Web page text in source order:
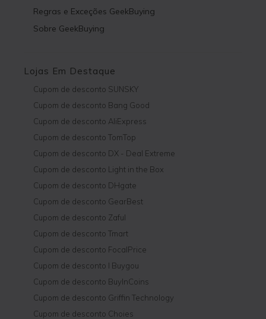
Regras e Exceções GeekBuying
Sobre GeekBuying
Lojas Em Destaque
Cupom de desconto SUNSKY
Cupom de desconto Bang Good
Cupom de desconto AliExpress
Cupom de desconto TomTop
Cupom de desconto DX - Deal Extreme
Cupom de desconto Light in the Box
Cupom de desconto DHgate
Cupom de desconto GearBest
Cupom de desconto Zaful
Cupom de desconto Tmart
Cupom de desconto FocalPrice
Cupom de desconto I Buygou
Cupom de desconto BuyInCoins
Cupom de desconto Griffin Technology
Cupom de desconto Choies